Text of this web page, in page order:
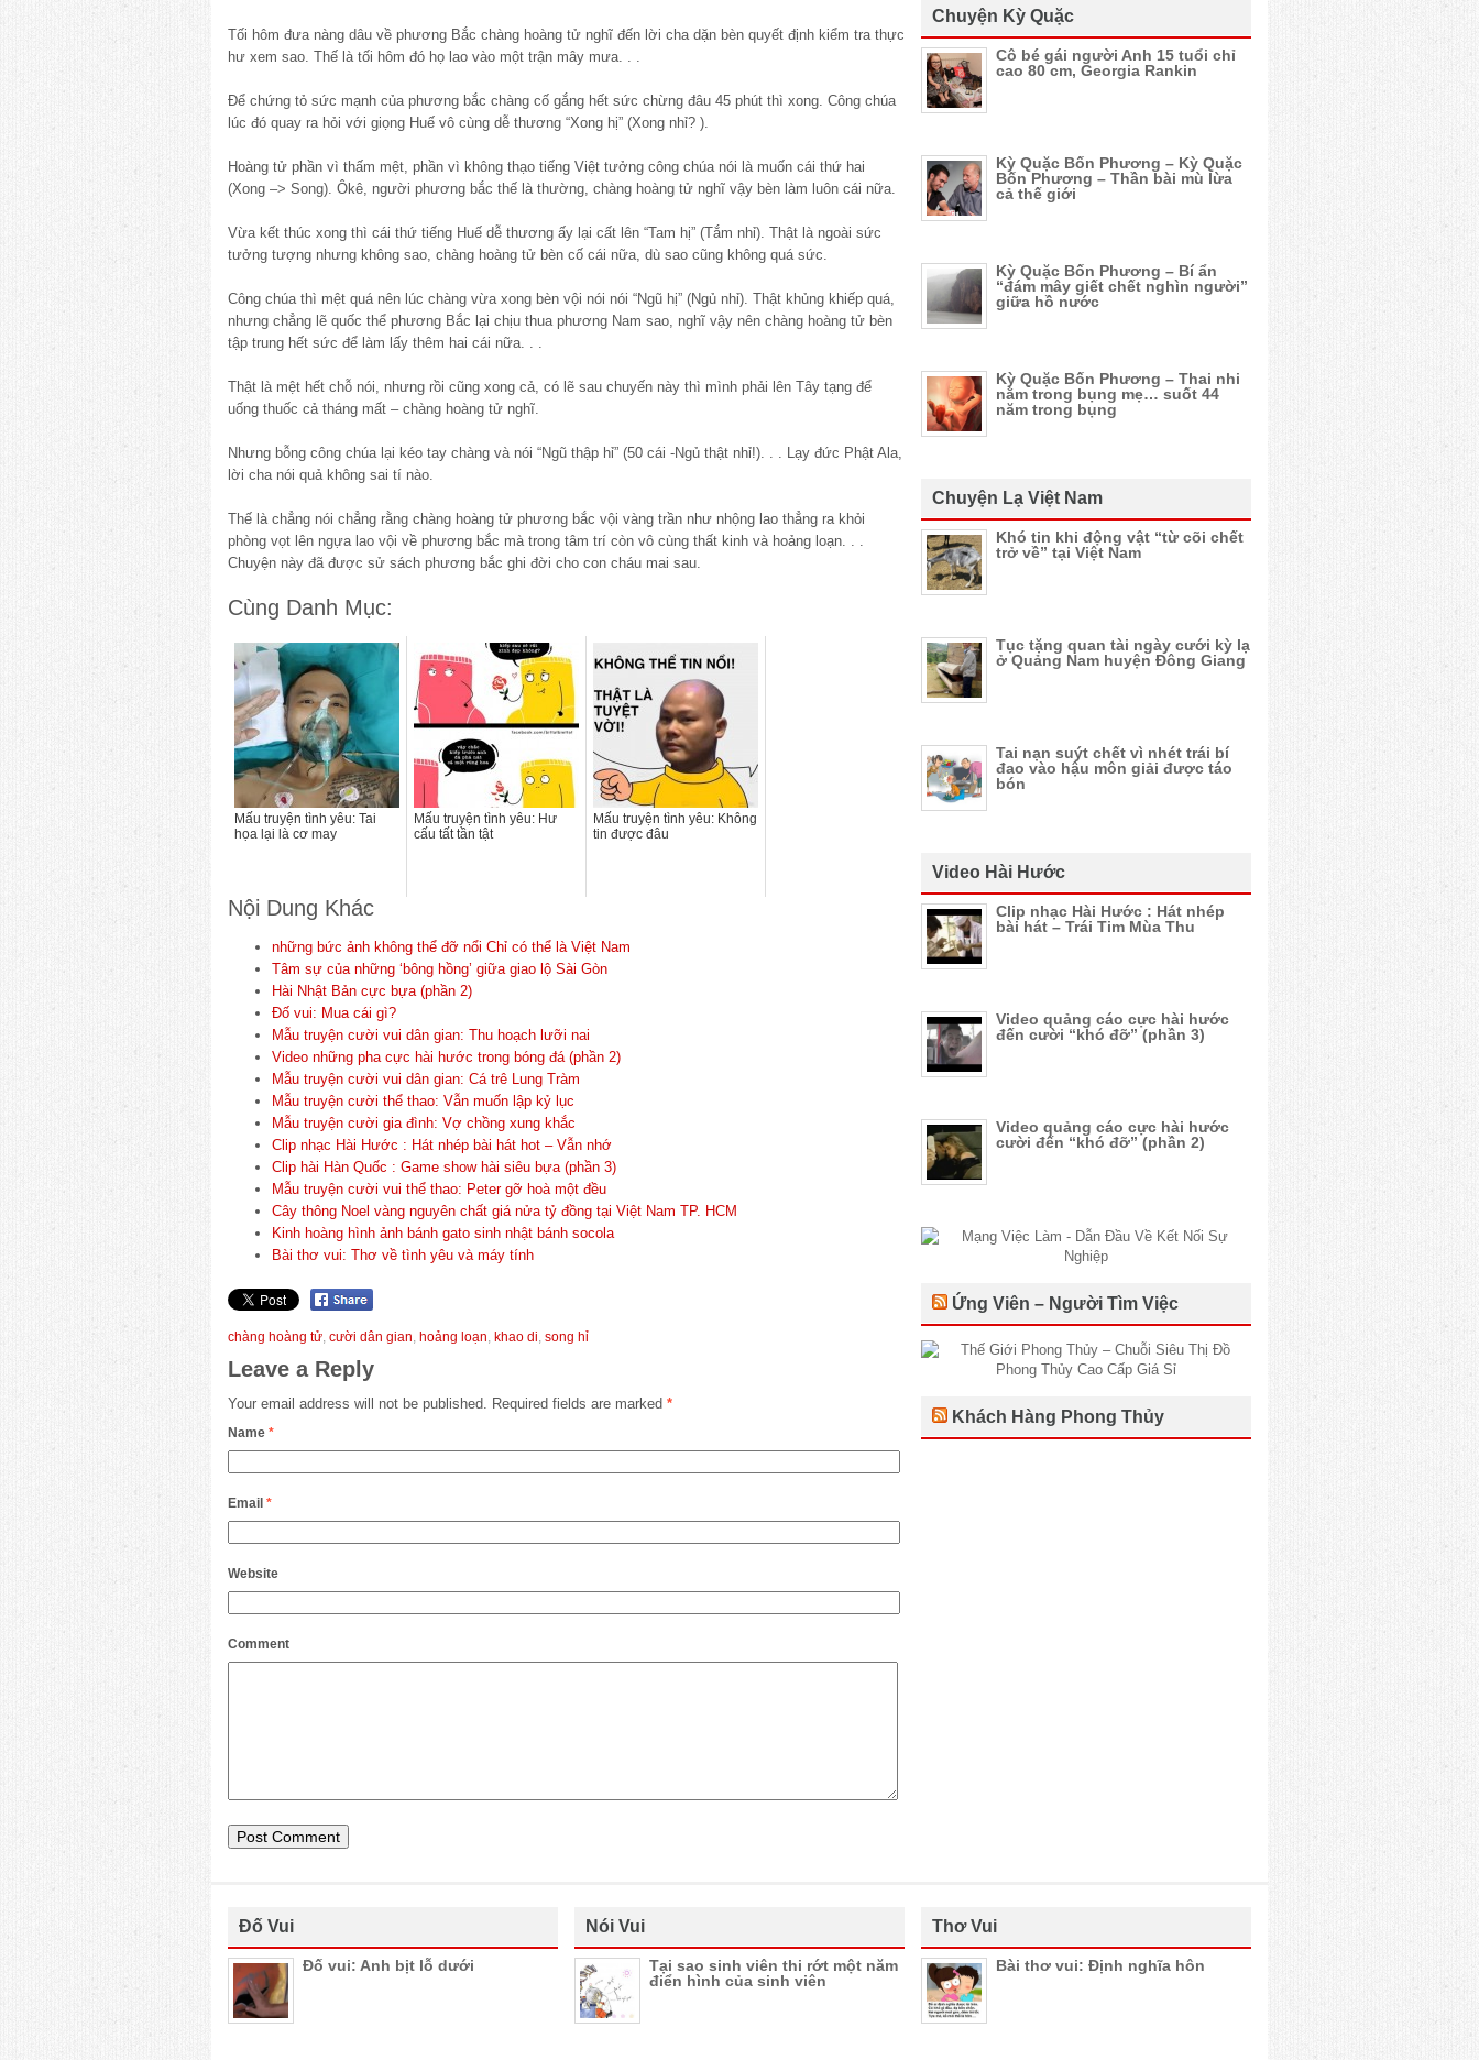
Tối hôm đưa nàng dâu về phương Bắc chàng hoàng tử nghĩ đến lời cha dặn bèn quyết định kiểm tra thực
hư xem sao. Thế là tối hôm đó họ lao vào một trận mây mưa. . .
Để chứng tỏ sức mạnh của phương bắc chàng cố gắng hết sức chừng đâu 45 phút thì xong. Công chúa
lúc đó quay ra hỏi với giọng Huế vô cùng dễ thương “Xong hị” (Xong nhỉ? ).
Hoàng tử phần vì thấm mệt, phần vì không thạo tiếng Việt tưởng công chúa nói là muốn cái thứ hai
(Xong –> Song). Ôkê, người phương bắc thế là thường, chàng hoàng tử nghĩ vậy bèn làm luôn cái nữa.
Vừa kết thúc xong thì cái thứ tiếng Huế dễ thương ấy lại cất lên “Tam hị” (Tắm nhỉ). Thật là ngoài sức
tưởng tượng nhưng không sao, chàng hoàng tử bèn cố cái nữa, dù sao cũng không quá sức.
Công chúa thì mệt quá nên lúc chàng vừa xong bèn vội nói nói “Ngũ hị” (Ngủ nhỉ). Thật khủng khiếp quá,
nhưng chẳng lẽ quốc thể phương Bắc lại chịu thua phương Nam sao, nghĩ vậy nên chàng hoàng tử bèn
tập trung hết sức để làm lấy thêm hai cái nữa. . .
Thật là mệt hết chỗ nói, nhưng rồi cũng xong cả, có lẽ sau chuyến này thì mình phải lên Tây tạng để
uống thuốc cả tháng mất – chàng hoàng tử nghĩ.
Nhưng bỗng công chúa lại kéo tay chàng và nói “Ngũ thập hỉ” (50 cái -Ngủ thật nhỉ!). . . Lạy đức Phật Ala,
lời cha nói quả không sai tí nào.
Thế là chẳng nói chẳng rằng chàng hoàng tử phương bắc vội vàng trần như nhộng lao thẳng ra khỏi
phòng vọt lên ngựa lao vội về phương bắc mà trong tâm trí còn vô cùng thất kinh và hoảng loạn. . .
Chuyện này đã được sử sách phương bắc ghi đời cho con cháu mai sau.
Cùng Danh Mục:
Mấu truyện tình yêu: Tai
họa lại là cơ may
Mấu truyện tình yêu: Hư
cấu tất tần tật
Mấu truyện tình yêu: Không
tin được đâu
Nội Dung Khác
những bức ảnh không thể đỡ nổi Chỉ có thể là Việt Nam
Tâm sự của những ‘bông hồng’ giữa giao lộ Sài Gòn
Hài Nhật Bản cực bựa (phần 2)
Đố vui: Mua cái gì?
Mẫu truyện cười vui dân gian: Thu hoạch lưỡi nai
Video những pha cực hài hước trong bóng đá (phần 2)
Mẫu truyện cười vui dân gian: Cá trê Lung Tràm
Mẫu truyện cười thể thao: Vẫn muốn lập kỷ lục
Mẫu truyện cười gia đình: Vợ chồng xung khắc
Clip nhạc Hài Hước : Hát nhép bài hát hot – Vẫn nhớ
Clip hài Hàn Quốc : Game show hài siêu bựa (phần 3)
Mẫu truyện cười vui thể thao: Peter gỡ hoà một đều
Cây thông Noel vàng nguyên chất giá nửa tỷ đồng tại Việt Nam TP. HCM
Kinh hoàng hình ảnh bánh gato sinh nhật bánh socola
Bài thơ vui: Thơ về tình yêu và máy tính
chàng hoàng tử, cười dân gian, hoảng loạn, khao di, song hỉ
Leave a Reply
Your email address will not be published. Required fields are marked *
Name *
Email *
Website
Comment
Chuyện Kỳ Quặc
Cô bé gái người Anh 15 tuổi chỉ
cao 80 cm, Georgia Rankin
Kỳ Quặc Bốn Phương – Kỳ Quặc
Bốn Phương – Thần bài mù lừa
cả thế giới
Kỳ Quặc Bốn Phương – Bí ẩn
“đám mây giết chết nghìn người”
giữa hồ nước
Kỳ Quặc Bốn Phương – Thai nhi
nằm trong bụng mẹ… suốt 44
năm trong bụng
Chuyện Lạ Việt Nam
Khó tin khi động vật “từ cõi chết
trở về” tại Việt Nam
Tục tặng quan tài ngày cưới kỳ lạ
ở Quảng Nam huyện Đông Giang
Tai nạn suýt chết vì nhét trái bí
đao vào hậu môn giải được táo
bón
Video Hài Hước
Clip nhạc Hài Hước : Hát nhép
bài hát – Trái Tim Mùa Thu
Video quảng cáo cực hài hước
đến cười “khó đỡ” (phần 3)
Video quảng cáo cực hài hước
cười đến “khó đỡ” (phần 2)
Ứng Viên – Người Tìm Việc
Khách Hàng Phong Thủy
Đố Vui
Đố vui: Anh bịt lỗ dưới
Nói Vui
Tại sao sinh viên thi rớt một năm
điển hình của sinh viên
Thơ Vui
Bài thơ vui: Định nghĩa hôn